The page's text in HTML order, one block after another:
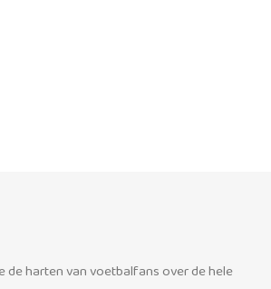
de harten van voetbalfans over de hele